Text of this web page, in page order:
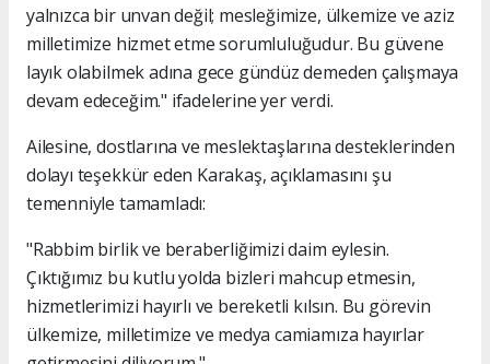
yalnızca bir unvan değil; mesleğimize, ülkemize ve aziz
milletimize hizmet etme sorumluluğudur. Bu güvene
layık olabilmek adına gece gündüz demeden çalışmaya
devam edeceğim." ifadelerine yer verdi.
Ailesine, dostlarına ve meslektaşlarına desteklerinden
dolayı teşekkür eden Karakaş, açıklamasını şu
temenniyle tamamladı:
"Rabbim birlik ve beraberliğimizi daim eylesin.
Çıktığımız bu kutlu yolda bizleri mahcup etmesin,
hizmetlerimizi hayırlı ve bereketli kılsın. Bu görevin
ülkemize, milletimize ve medya camiamıza hayırlar